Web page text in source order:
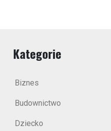
Kategorie
Biznes
Budownictwo
Dziecko